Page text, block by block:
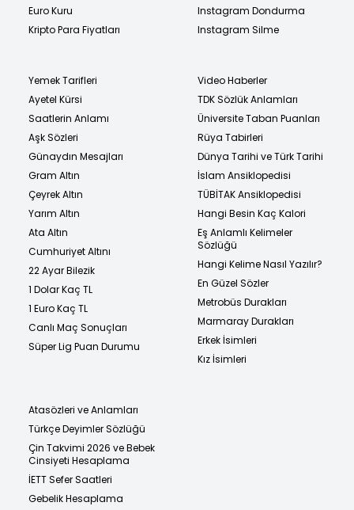
Euro Kuru
Kripto Para Fiyatları
Instagram Dondurma
Instagram Silme
Yemek Tarifleri
Ayetel Kürsi
Saatlerin Anlamı
Aşk Sözleri
Günaydın Mesajları
Gram Altın
Çeyrek Altın
Yarım Altın
Ata Altın
Cumhuriyet Altını
22 Ayar Bilezik
1 Dolar Kaç TL
1 Euro Kaç TL
Canlı Maç Sonuçları
Süper Lig Puan Durumu
Video Haberler
TDK Sözlük Anlamları
Üniversite Taban Puanları
Rüya Tabirleri
Dünya Tarihi ve Türk Tarihi
İslam Ansiklopedisi
TÜBİTAK Ansiklopedisi
Hangi Besin Kaç Kalori
Eş Anlamlı Kelimeler
Sözlüğü
Hangi Kelime Nasıl Yazılır?
En Güzel Sözler
Metrobüs Durakları
Marmaray Durakları
Erkek İsimleri
Kız İsimleri
Atasözleri ve Anlamları
Türkçe Deyimler Sözlüğü
Çin Takvimi 2026 ve Bebek
Cinsiyeti Hesaplama
İETT Sefer Saatleri
Gebelik Hesaplama